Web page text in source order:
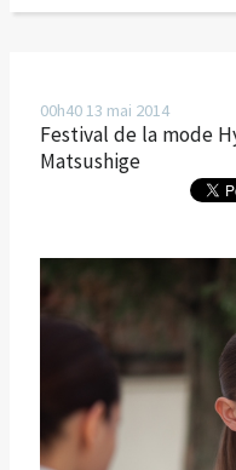
00h40 13 mai 2014
Festival de la mode
Matsushige